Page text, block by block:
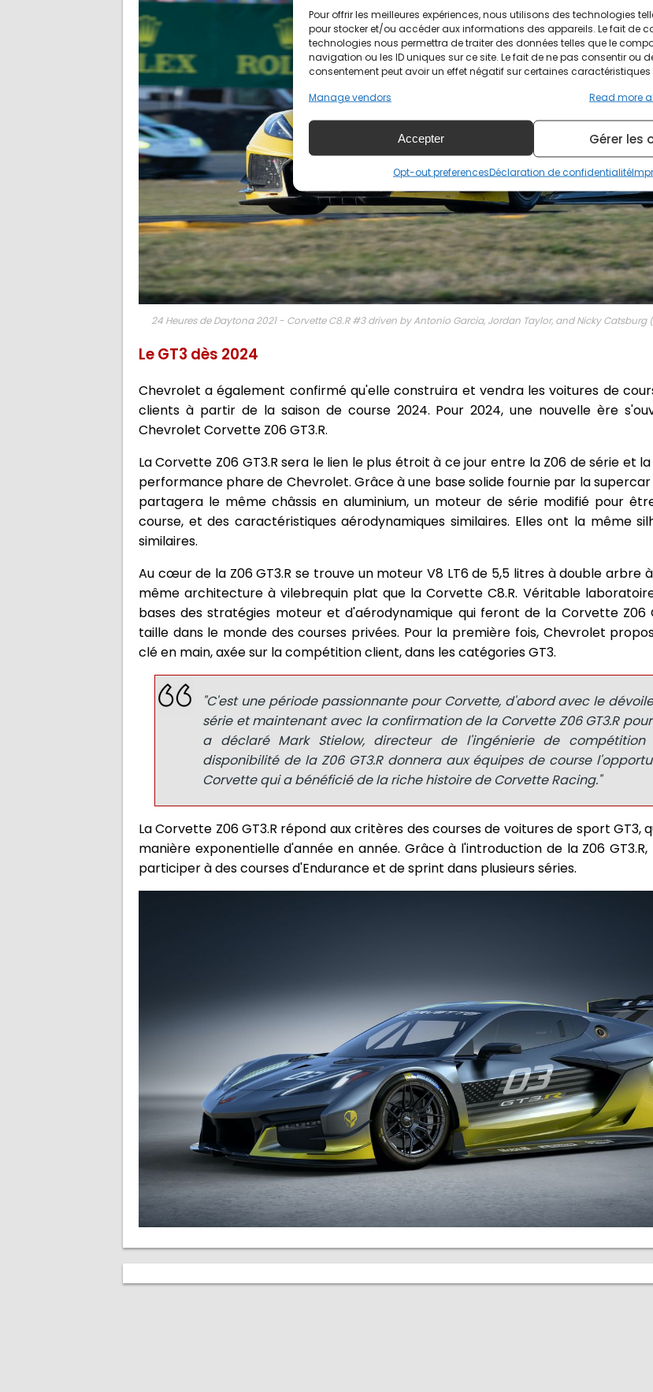
Pour offrir les meilleures expériences, nous utilisons des technologies
pour stocker et/ou accéder aux informations des appareils. Le fait de
technologies nous permettra de traiter des données telles que le
navigation ou les ID uniques sur ce site. Le fait de ne pas consentir ou
consentement peut avoir un effet négatif sur certaines caractéristiques
Manage vendors
Read more
Accepter Gérer les
Opt-out preferencesDéclaration de confidentialité
24 Heures de Daytona 2021 - Corvette C8.R #3 driven by Antonio Garcia, Jordan Taylor, and Nicky
Le GT3 dès 2024
Chevrolet a également confirmé qu'elle construira et vendra les voitures de
clients à partir de la saison de course 2024. Pour 2024, une nouvelle ère
Chevrolet Corvette Z06 GT3.R.
La Corvette Z06 GT3.R sera le lien le plus étroit à ce jour entre la Z06 de série et
performance phare de Chevrolet. Grâce à une base solide fournie par la supercar
partagera le même châssis en aluminium, un moteur de série modifié pour
course, et des caractéristiques aérodynamiques similaires. Elles ont la même
similaires.
Au cœur de la Z06 GT3.R se trouve un moteur V8 LT6 de 5,5 litres à double arbre
même architecture à vilebrequin plat que la Corvette C8.R. Véritable
bases des stratégies moteur et d'aérodynamique qui feront de la Corvette Z06
taille dans le monde des courses privées. Pour la première fois, Chevrolet
clé en main, axée sur la compétition client, dans les catégories GT3.
"C'est une période passionnante pour Corvette, d'abord avec le
série et maintenant avec la confirmation de la Corvette Z06 GT3.R
a déclaré Mark Stielow, directeur de l'ingénierie de compétition
disponibilité de la Z06 GT3.R donnera aux équipes de course
Corvette qui a bénéficié de la riche histoire de Corvette Racing."
La Corvette Z06 GT3.R répond aux critères des courses de voitures de sport
manière exponentielle d'année en année. Grâce à l'introduction de la Z06
participer à des courses d'Endurance et de sprint dans plusieurs séries.